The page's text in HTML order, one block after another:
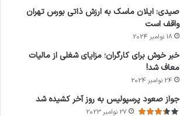
صیدی: ایلان ماسک به ارزش ذاتی بورس تهران
واقف است
18 نوامبر 2024
خبر خوش برای کارگران؛ مزایای شغلی از مالیات
معاف شد!
24 نوامبر 2024
جواز صعود پرسپولیس به روز آخر کشیده شد
27 نوامبر 2023